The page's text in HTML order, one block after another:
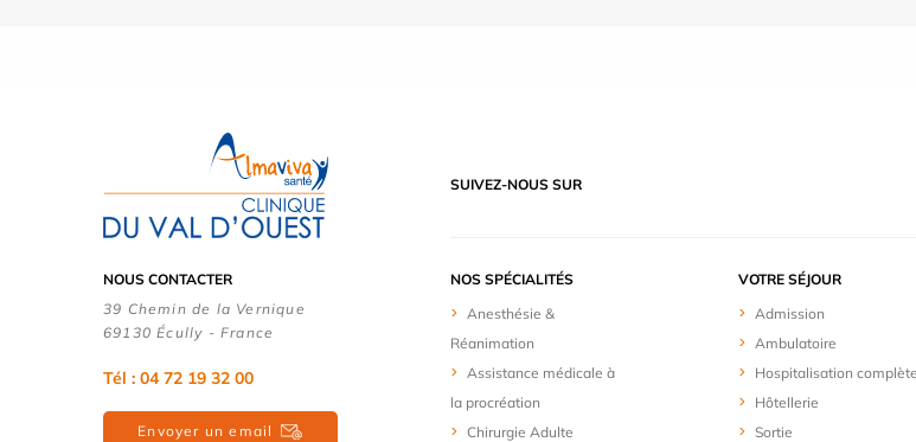
SUIVEZ-NOUS SUR
NOUS CONTACTER
39 Chemin de la Vernique
69130 Écully - France
Tél : 04 72 19 32 00
Envoyer un email
NOS SPÉCIALITÉS
Anesthésie &
Réanimation
Assistance médicale à
la procréation
Chirurgie Adulte
VOTRE SÉJOUR
Admission
Ambulatoire
Hospitalisation complète
Hôtellerie
Sortie